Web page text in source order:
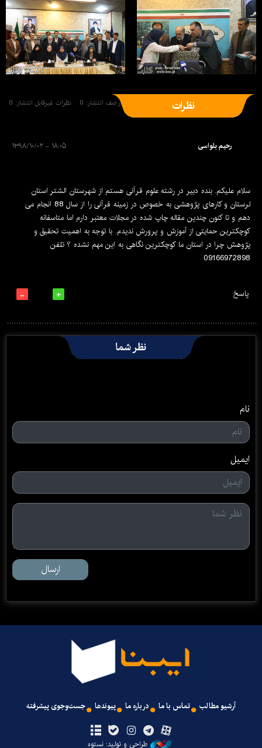
نظرات
نظرات منتشر شده: 1 نظرات در صف انتشار: 0 نظرات غیرقابل انتشار: 0
رحیم بلواسی ۱۸:۰۵ - ۱۳۹۸/۱۰/۰۲
سلام علیکم. بنده دبیر در رشته علوم قرآنی هستم از شهرستان الشتر استان
لرستان و کارهای پژوهشی به خصوص در زمینه قرآنی را از سال 88 انجام می
دهم و تا کنون چندین مقاله چاپ شده در مجلات معتبر دارم اما متاسفانه
کوچکترین حمایتی از آموزش و پرورش ندیدم. با توجه به اهمیت تحقیق و
پژوهش چرا در استان ما کوچکترین نگاهی به این مهم نشده ؟ تلفن
09166972898
پاسخ
نظر شما
نام
ایمیل
ارسال
آرشیو مطالب تماس با ما درباره ما پیوندها جست‌وجوی پیشرفته
طراحی و تولید: نستوه